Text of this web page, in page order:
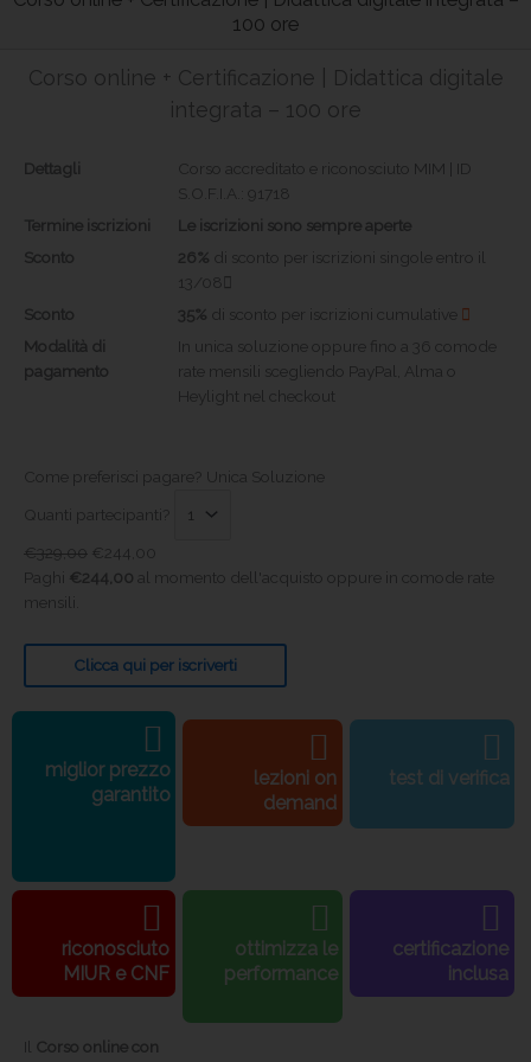
100 ore
Corso online + Certificazione | Didattica digitale
integrata – 100 ore
Dettagli
Corso accreditato e riconosciuto MIM | ID
S.O.F.I.A.: 91718
Termine iscrizioni
Le iscrizioni sono sempre aperte
Sconto
26% di sconto per iscrizioni singole entro il
13/08
Sconto
35% di sconto per iscrizioni cumulative
Modalità di
pagamento
In unica soluzione oppure fino a 36 comode
rate mensili scegliendo PayPal, Alma o
Heylight nel checkout
Come preferisci pagare? Unica Soluzione
Quanti partecipanti?
€329,00 €
244,00
Paghi €244,00 al momento dell'acquisto oppure in comode rate
mensili.
Clicca qui per iscriverti
miglior prezzo
garantito
lezioni on
demand
test di verifica
riconosciuto
MIUR e CNF
ottimizza le
performance
certificazione
inclusa
Il Corso online con